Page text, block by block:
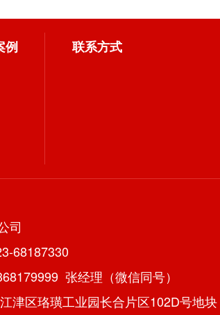
例 联系方式
司
68187330
张经理（微信同号）
津区珞璜工业园长合片区102D号地块